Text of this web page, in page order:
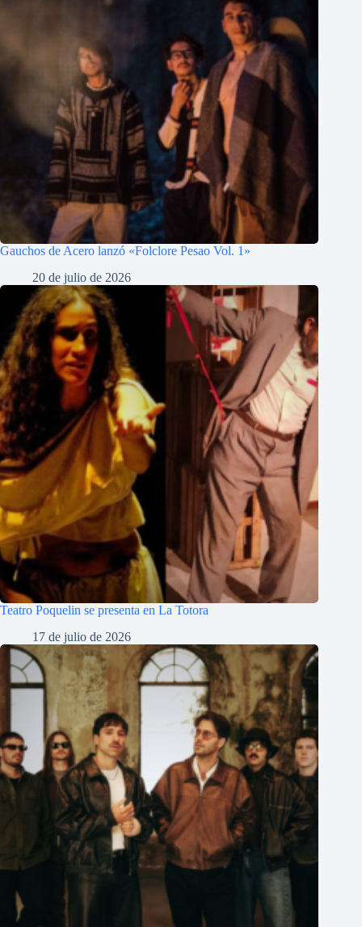
Gauchos de Acero lanzó «Folclore Pesao Vol. 1»
20 de julio de 2026
Teatro Poquelin se presenta en La Totora
17 de julio de 2026